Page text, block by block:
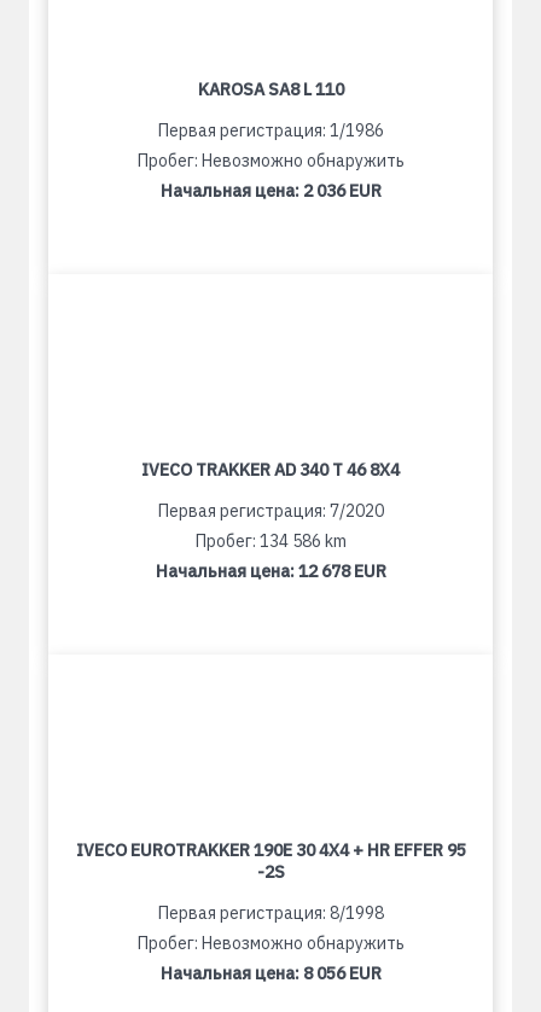
KAROSA SA8 L 110
Первая регистрация: 1/1986
Пробег: Невозможно обнаружить
Начальная цена: 2 036 EUR
IVECO TRAKKER AD 340 T 46 8X4
Первая регистрация: 7/2020
Пробег: 134 586 km
Начальная цена:12 678 EUR
IVECO EUROTRAKKER 190E 30 4X4 + HR EFFER 95
-2S
Первая регистрация: 8/1998
Пробег: Невозможно обнаружить
Начальная цена: 8 056 EUR